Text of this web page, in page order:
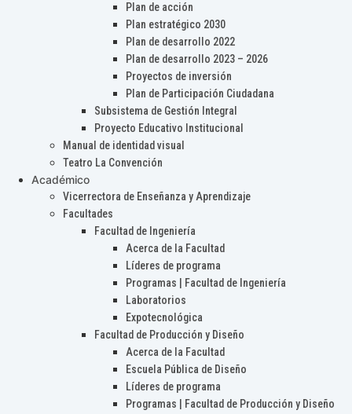
Plan de acción
Plan estratégico 2030
Plan de desarrollo 2022
Plan de desarrollo 2023 – 2026
Proyectos de inversión
Plan de Participación Ciudadana
Subsistema de Gestión Integral
Proyecto Educativo Institucional
Manual de identidad visual
Teatro La Convención
Académico
Vicerrectora de Enseñanza y Aprendizaje
Facultades
Facultad de Ingeniería
Acerca de la Facultad
Líderes de programa
Programas | Facultad de Ingeniería
Laboratorios
Expotecnológica
Facultad de Producción y Diseño
Acerca de la Facultad
Escuela Pública de Diseño
Líderes de programa
Programas | Facultad de Producción y Diseño